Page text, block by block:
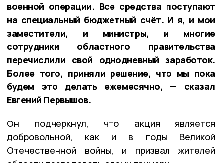
военной операции. Все средства поступают
на специальный бюджетный счёт. И я, и мои
заместители, и министры, и многие
сотрудники областного правительства
перечислили свой однодневный заработок.
Более того, приняли решение, что мы пока
будем это делать ежемесячно, — сказал
Евгений Первышов.
Он подчеркнул, что акция является
добровольной, как и в годы Великой
Отечественной войны, и призвал жителей